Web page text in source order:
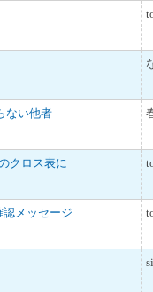
ない他者
クロス表に
メッセージ